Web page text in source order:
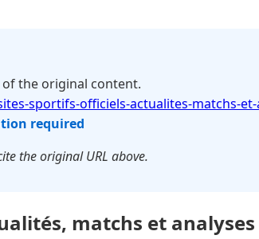
the original content.
sportifs-officiels-actualites-matchs-
required
the original URL above.
matchs et